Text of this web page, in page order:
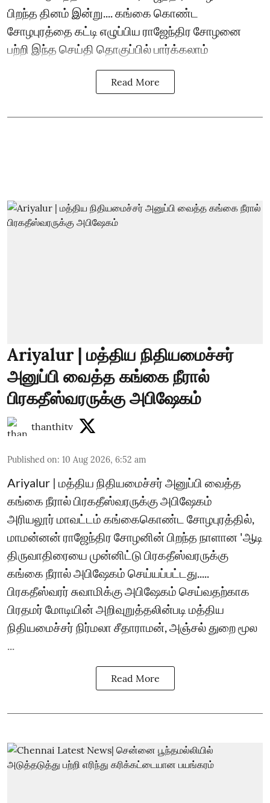
பிறந்த தினம் இன்று.... கங்கை கொண்ட
சோழபுரத்தை கட்டி எழுப்பிய ராஜேந்திர சோழனை
பற்றி இந்த செய்தி தொகுப்பில் பார்க்கலாம்
Read More
Ariyalur | மத்திய நிதியமைச்சர்
அனுப்பி வைத்த கங்கை நீரால்
பிரகதீஸ்வரருக்கு அபிஷேகம்
thanthitv
Published on: 10 Aug 2026, 6:52 am
Ariyalur | மத்திய நிதியமைச்சர் அனுப்பி வைத்த
கங்கை நீரால் பிரகதீஸ்வரருக்கு அபிஷேகம்
அரியலூர் மாவட்டம் கங்கைகொண்ட சோழபுரத்தில்,
மாமன்னன் ராஜேந்திர சோழனின் பிறந்த நாளான 'ஆடி
திருவாதிரையை முன்னிட்டு பிரகதீஸ்வரருக்கு
கங்கை நீரால் அபிஷேகம் செய்யப்பட்டது.....
பிரகதீஸ்வரர் சுவாமிக்கு அபிஷேகம் செய்வதற்காக
பிரதமர் மோடியின் அறிவுறுத்தலின்படி மத்திய
நிதியமைச்சர் நிர்மலா சீதாராமன், அஞ்சல் துறை மூல
...
Read More